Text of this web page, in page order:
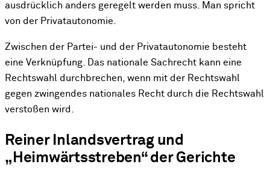
ausdrücklich anders geregelt werden muss. Man spricht
von der Privatautonomie.
Zwischen der Partei- und der Privatautonomie besteht
eine Verknüpfung. Das nationale Sachrecht kann eine
Rechtswahl durchbrechen, wenn mit der Rechtswahl
gegen zwingendes nationales Recht durch die Rechtswahl
verstoßen wird.
Reiner Inlandsvertrag und
„Heimwärtsstreben“ der Gerichte